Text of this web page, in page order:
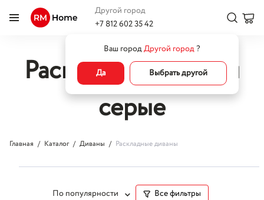
Другой город
+7 812 602 35 42
Ваш городДругой город?
Да Выбрать другой
Раскладные диваны
серые
Главная Каталог Диваны Раскладные диваны
По популярности Все фильтры